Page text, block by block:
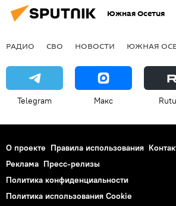
Южная Осетия
РАДИО СВО НОВОСТИ ЮЖНАЯ
Telegram Макс
О проекте Правила использования
Реклама Пресс-релизы
Политика конфиденциальности
Политика использования Cookie